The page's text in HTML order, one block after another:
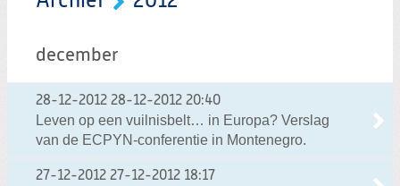
december
28-12-2012 28-12-2012 20:40
Leven op een vuilnisbelt… in Europa? Verslag
van de ECPYN-conferentie in Montenegro.
27-12-2012 27-12-2012 18:17